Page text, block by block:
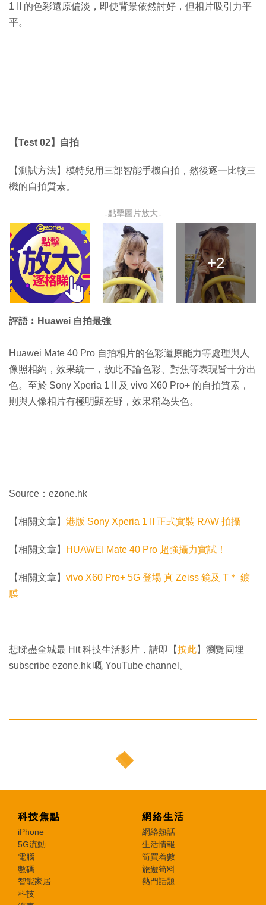
1 II 的色彩還原偏淡，即使背景依然討好，但相片吸引力平
平。
【Test 02】自拍
【測試方法】模特兒用三部智能手機自拍，然後逐一比較三
機的自拍質素。
↓點擊圖片放大↓
+2
評語︰Huawei 自拍最強
Huawei Mate 40 Pro 自拍相片的色彩還原能力等處理與人
像照相約，效果統一，故此不論色彩、對焦等表現皆十分出
色。至於 Sony Xperia 1 II 及 vivo X60 Pro+ 的自拍質素，
則與人像相片有極明顯差野，效果稍為失色。
Source：ezone.hk
【相關文章】 港版 Sony Xperia 1 II 正式實裝 RAW 拍攝
【相關文章】 HUAWEI Mate 40 Pro 超強攝力實試！
【相關文章】 vivo X60 Pro+ 5G 登場 真 Zeiss 鏡及 T＊ 鍍
膜
想睇盡全城最 Hit 科技生活影片，請即【按此】瀏覽同埋
subscribe ezone.hk 嘅 YouTube channel。
科技焦點
iPhone
5G流動
電腦
數碼
智能家居
科技
網絡生活
網絡熱話
生活情報
筍買着數
旅遊筍料
熱門話題